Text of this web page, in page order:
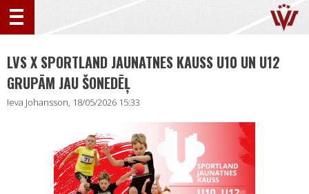
LVS X SPORTLAND JAUNATNES KAUSS U10 UN U12
GRUPĀM JAU ŠONEDĒĻ
Ieva Johansson, 18/05/2026 15:33